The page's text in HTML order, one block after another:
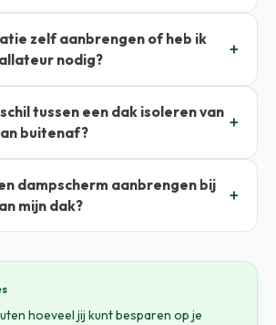
zelf aanbrengen of heb ik
nodig?
tussen een dak isoleren van
buitenaf?
dampscherm aanbrengen bij
mijn dak?
hoeveel jij kunt besparen op je